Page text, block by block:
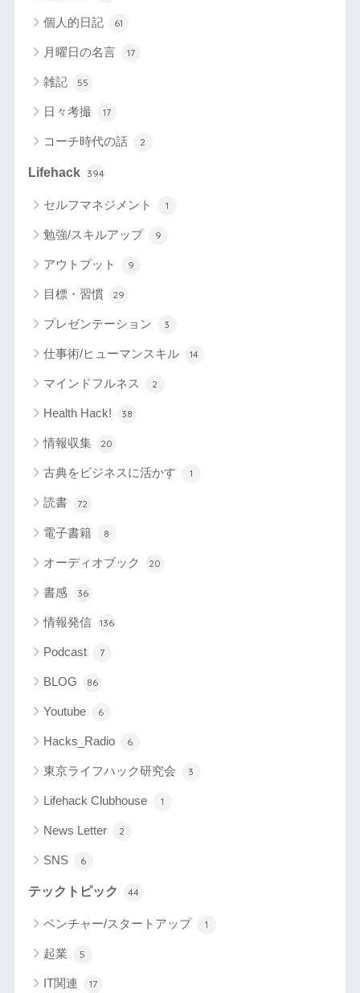
個人的日記 61
月曜日の名言 17
雑記 55
日々考撮 17
コーチ時代の話 2
Lifehack 394
セルフマネジメント 1
勉強/スキルアップ 9
アウトプット 9
目標・習慣 29
プレゼンテーション 3
仕事術/ヒューマンスキル 14
マインドフルネス 2
Health Hack! 38
情報収集 20
古典をビジネスに活かす 1
読書 72
電子書籍 8
オーディオブック 20
書感 36
情報発信 136
Podcast 7
BLOG 86
Youtube 6
Hacks_Radio 6
東京ライフハック研究会 3
Lifehack Clubhouse 1
News Letter 2
SNS 6
テックトピック 44
ベンチャー/スタートアップ 1
起業 5
IT関連 17